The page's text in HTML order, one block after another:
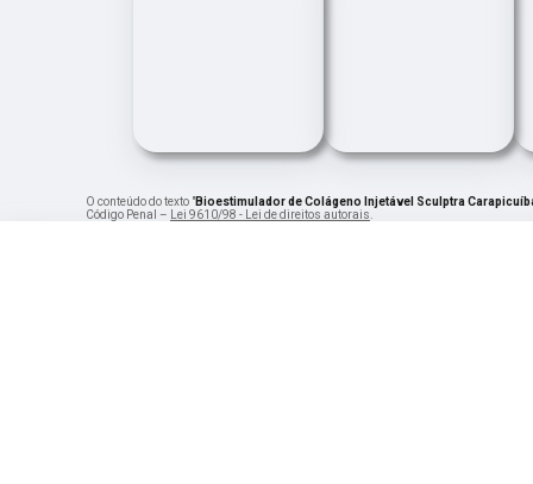
O conteúdo do texto "Bioestimulador de Colágeno Injetável Sculptra
Código Penal –
Lei 9610/98 - Lei de direitos autorais